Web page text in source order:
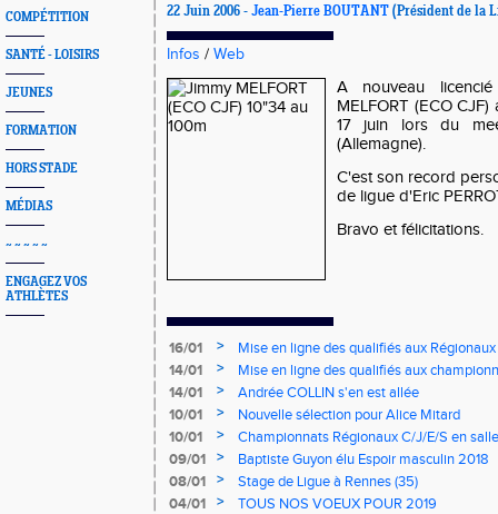
COMPÉTITION
SANTÉ - LOISIRS
JEUNES
FORMATION
HORS STADE
MÉDIAS
~ ~ ~ ~ ~
ENGAGEZ VOS
ATHLÈTES
22 Juin 2006 - Jean-Pierre BOUTANT (Président de la
Infos / Web
A nouveau
MELFORT (ECO
17 juin lors du
(Allemagne).
C'est son record
de ligue d'Eric
Bravo et félicitations.
16/01 >
Mise en ligne des qualifiés aux
14/01
>
Mise en ligne des qualifiés aux
14/01
>
Andrée COLLIN s'en est allée
10/01
>
Nouvelle sélection pour Alice Mitard
10/01
>
Championnats Régionaux C/J/E/S en
mercredi à 9h00
09/01 >
Baptiste Guyon élu Espoir masculin 2018
08/01
>
Stage de Ligue à Rennes (35)
04/01
>
TOUS NOS VOEUX POUR 2019